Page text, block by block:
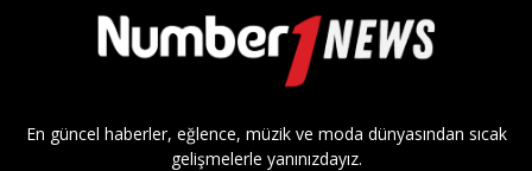
En güncel haberler, eğlence, müzik ve moda dünyasından sıcak
gelişmelerle yanınızdayız.